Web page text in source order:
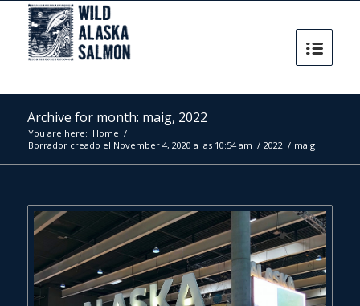
Archive for month: maig, 2022
You are here: Home /
Borrador creado el November 4, 2020 a las 10:54 am / 2022 / maig